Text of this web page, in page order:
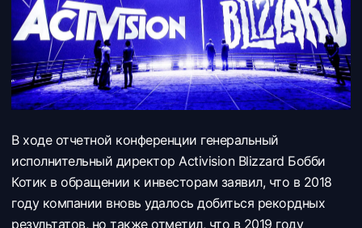
В ходе отчетной конференции генеральный
исполнительный директор Activision Blizzard Бобби
Котик в обращении к инвесторам заявил, что в 2018
году компании вновь удалось добиться рекордных
результатов, но также отметил, что в 2019 году